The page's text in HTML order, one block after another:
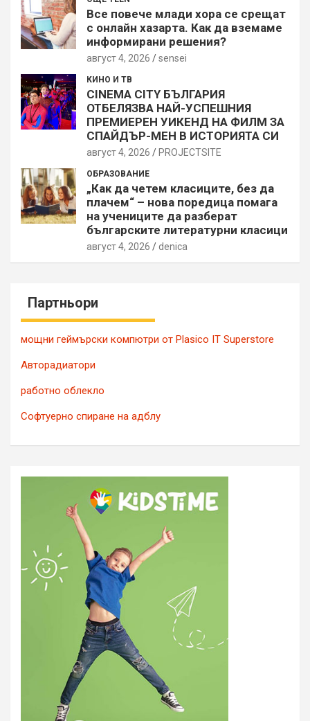
Все повече млади хора се срещат
с онлайн хазарта. Как да вземаме
информирани решения?
август 4, 2026 sensei
КИНО И ТВ
CINEMA CITY БЪЛГАРИЯ
ОТБЕЛЯЗВА НАЙ-УСПЕШНИЯ
ПРЕМИЕРЕН УИКЕНД НА ФИЛМ ЗА
СПАЙДЪР-МЕН В ИСТОРИЯТА СИ
август 4, 2026 PROJECTSITЕ
ОБРАЗОВАНИЕ
„Как да четем класиците, без да
плачем“ – нова поредица помага
на учениците да разберат
българските литературни класици
август 4, 2026 denica
Партньори
мощни геймърски компютри от Plasico IT Superstore
Авторадиатори
работно облекло
Софтуерно спиране на адблу